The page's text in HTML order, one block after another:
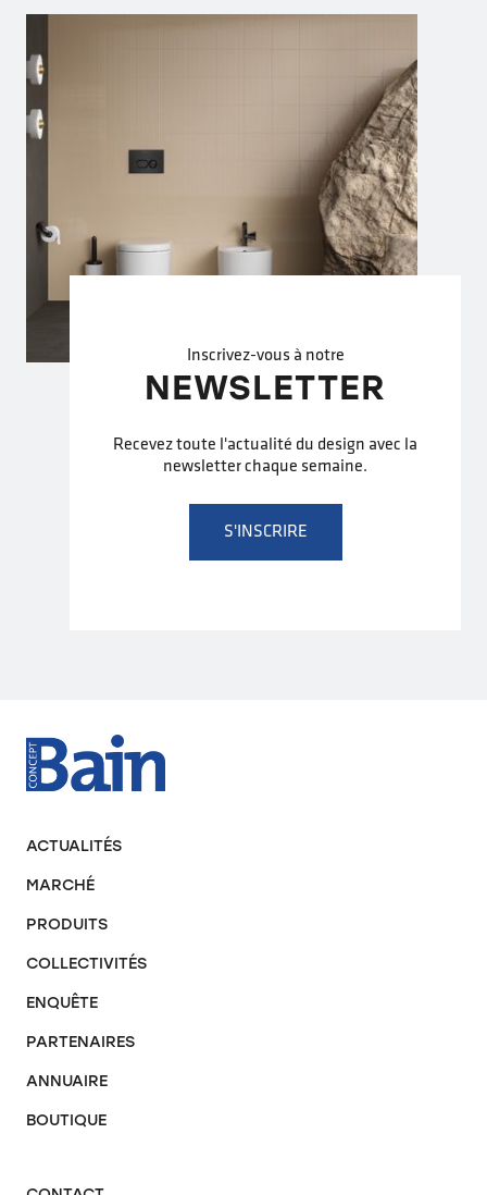
Inscrivez-vous à notre
NEWSLETTER
Recevez toute l'actualité du design avec la
newsletter chaque semaine.
S'INSCRIRE
ACTUALITÉS
MARCHÉ
PRODUITS
COLLECTIVITÉS
ENQUÊTE
PARTENAIRES
ANNUAIRE
BOUTIQUE